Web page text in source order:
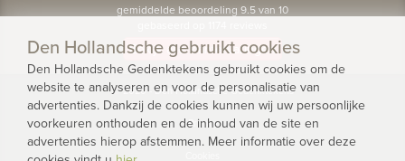
gemiddelde beoordeling 9.5 van 10
Bekijk alle klantervaringen
© 2026 - Den Hollandsche Gedenktekens
Privacy
Den Hollandsche gebruikt cookies
Den Hollandsche Gedenktekens gebruikt cookies om de
website te analyseren en voor de personalisatie van
advertenties. Dankzij de cookies kunnen wij uw persoonlijke
voorkeuren onthouden en de inhoud van de site en
advertenties hierop afstemmen. Meer informatie over deze